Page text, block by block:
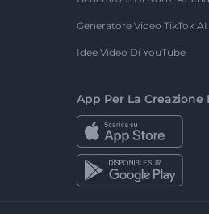
Generatore Video TikTok AI
Idee Video Di YouTube
App Per La Creazione